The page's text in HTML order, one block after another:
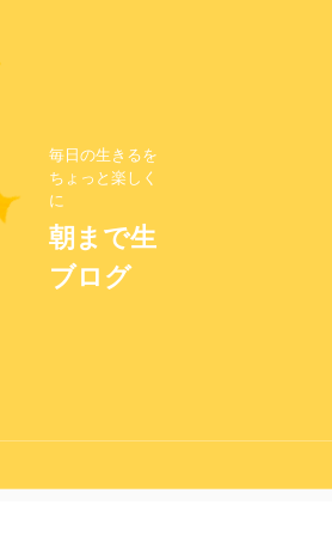
毎日の生きるを
ちょっと楽しく
に
朝まで生
ブログ